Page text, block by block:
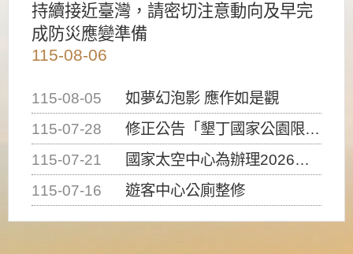
持續接近臺灣，請密切注意動向及早完
成防災應變準備
115-08-06
115-08-05
如夢幻泡影 應作如是觀
115-07-28
修正公告「墾丁國家公園限制水域遊憩活動之種類、範圍、時間及行為」，自即日生效。
115-07-21
國家太空中心為辦理2026台灣盃火箭競賽，陸、海、空域警戒及協調相關事宜，因颱風備案事宜
115-07-16
遊客中心公廁整修